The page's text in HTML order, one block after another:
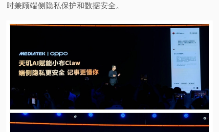
时兼顾端侧隐私保护和数据安全。